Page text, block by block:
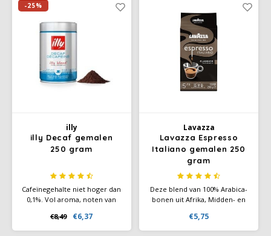
geeft hij elk kopje een frisse
verwennen met de ultieme
koffie-ervaring.
-25%
illy
illy Decaf gemalen
250 gram
Cafeïnegehalte niet hoger dan
0,1%. Vol aroma, noten van
honing en karamel. Rijke,
fluweelzachte smaak en een
€8,49 €6,37
Lavazza
Lavazza Espresso
Italiano gemalen 250
gram
Deze blend van 100% Arabica-
bonen uit Afrika, Midden- en
zachte, fluweelzachte koffie
met een rijke, aromatische
€5,75